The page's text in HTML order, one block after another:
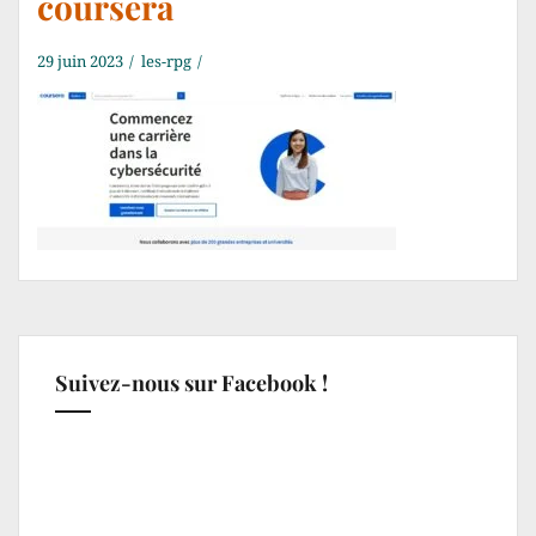
29 juin 2023 les-rpg
Suivez-nous sur Facebook !